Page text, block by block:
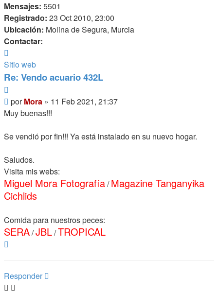
Mensajes: 5501
Registrado: 23 Oct 2010, 23:00
Ubicación: Molina de Segura, Murcia
Contactar:
Mora
Sitio web
Re: Vendo acuario 432L
Mensaje
porMora » 11 Feb 2021, 21:37
Muy buenas!!!
Se vendió por fin!!! Ya está instalado en su nuevo hogar.
Saludos.
Visita mis webs:
Miguel Mora Fotografía/Magazine Tanganyika
Cichlids
Comida para nuestros peces:
SERA/JBL/TROPICAL
Responder